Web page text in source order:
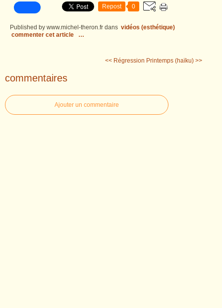
Repost 0
Published by www.michel-theron.fr dans vidéos (esthétique)
commenter cet article
…
<< Régression Printemps (haïku) >>
commentaires
Ajouter un commentaire